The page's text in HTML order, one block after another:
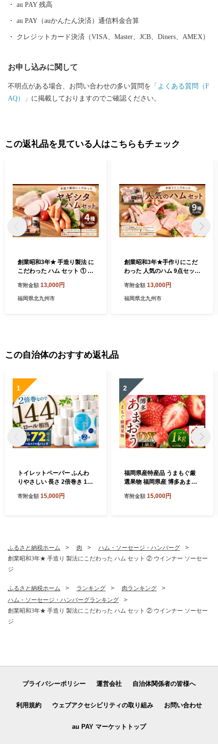
au PAY 残高
au PAY（auかんたん決済）通信料金合算
クレジットカード決済（VISA、Master、JCB、Diners、AMEX）
お申し込みに関して
不明点がある場合、お問い合わせの多い質問を 「よくある質問（F
AQ）」 に掲載しておりますのでご確認ください。
この返礼品を見ている人はこちらもチェック
創業昭和3年★ 手造り製法 に
こだわった ハム セット ① ベ
寄附金額 13,000円
福岡県北九州市
創業昭和3年★手作りにこだ
わった 人気のハム 9点セット
ト
寄附金額 13,000円
福岡県北九州市
この自治体のおすすめ返礼品
1
トイレットペーパー ふんわ
りやさしい 長さ 2倍巻き 100
防災
寄附金額 15,000円
2
福岡県産特産品 うまもぐ厳
選果物 福岡県産 博多あまお
×4パック入り）【2027年2月
寄附金額 15,000円
ふるさと納税ホーム 肉
ハム・ソーセージ・ハンバーグ
創業昭和3年★ 手造り 製法にこだわった ハム セット ② ウインナー ソーセー
ジ
ふるさと納税ホーム ランキング
肉ランキング
ハム・ソーセージ・ハンバーグランキング
創業昭和3年★ 手造り 製法にこだわった ハム セット ② ウインナー ソーセー
ジ
プライバシーポリシー 運営会社 自治体関係者の皆様へ
利用規約 ウェブアクセシビリティの取り組み お問い合わせ
au PAY マーケットトップ